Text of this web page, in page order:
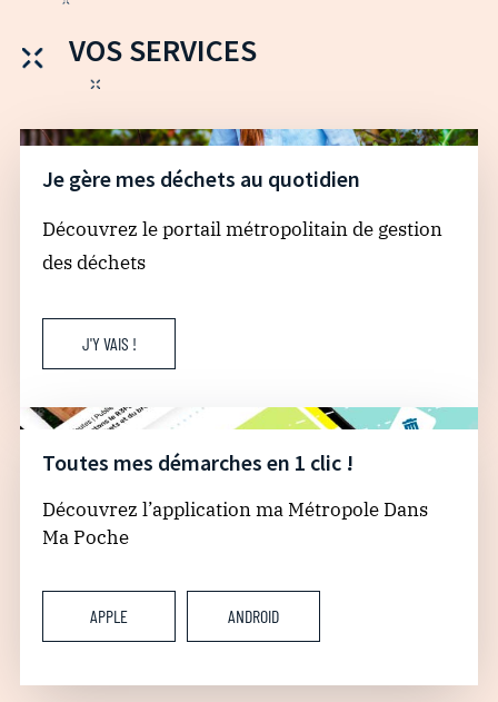
VOS SERVICES
Je gère mes déchets au quotidien
Découvrez le portail métropolitain de gestion
des déchets
J'Y VAIS !
Toutes mes démarches en 1 clic !
Découvrez l’application ma Métropole Dans
Ma Poche
APPLE ANDROID